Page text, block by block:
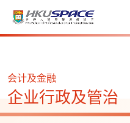
Main
会计及金融
企业行政及管治